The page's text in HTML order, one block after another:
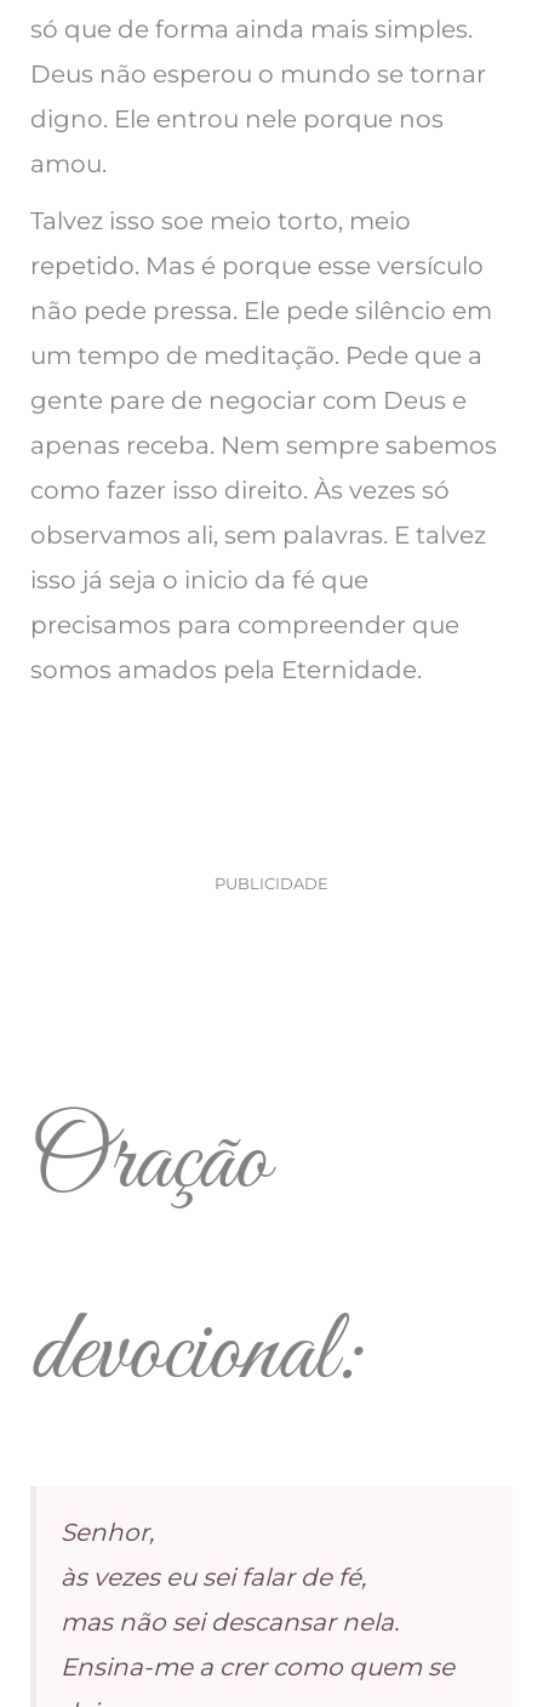
só que de forma ainda mais simples.
Deus não esperou o mundo se tornar
digno. Ele entrou nele porque nos
amou.
Talvez isso soe meio torto, meio
repetido. Mas é porque esse versículo
não pede pressa. Ele pede silêncio em
um tempo de meditação. Pede que a
gente pare de negociar com Deus e
apenas receba. Nem sempre sabemos
como fazer isso direito. Às vezes só
observamos ali, sem palavras. E talvez
isso já seja o inicio da fé que
precisamos para compreender que
somos amados pela Eternidade.
PUBLICIDADE
Oração
devocional:
Senhor,
às vezes eu sei falar de fé,
mas não sei descansar nela.
Ensina-me a crer como quem se